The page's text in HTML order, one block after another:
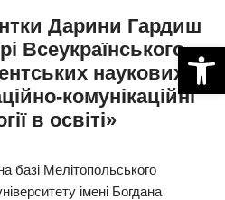
Дарини Гардиш
Всеукраїнського
наукових
комунікаційні
в освіті»
базі Мелітопольського
імені Богдана